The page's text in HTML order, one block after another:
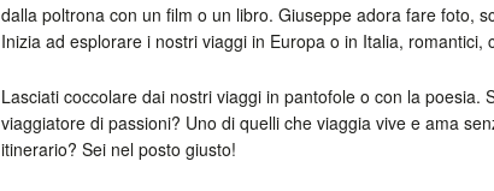
dalla poltrona con un film o un libro. Giuseppe adora fare foto,
Inizia ad esplorare i nostri viaggi in Europa o in Italia, romantici,
Lasciati coccolare dai nostri viaggi in pantofole o con la poesia.
viaggiatore di passioni? Uno di quelli che viaggia vive e ama
itinerario? Sei nel posto giusto!